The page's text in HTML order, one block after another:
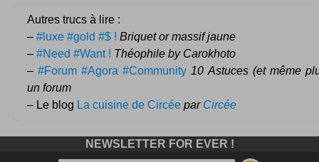
Autres trucs à lire :
– #luxe #gold #$ ! Briquet or massif jaune
– #Need #Want ! Théophile by Carokhoto
–#Forum #Agora #Community 10 Astuces (et même
un forum
– Le blog La cuisine de Circée par Circée
NEWSLETTER FOR EVER !